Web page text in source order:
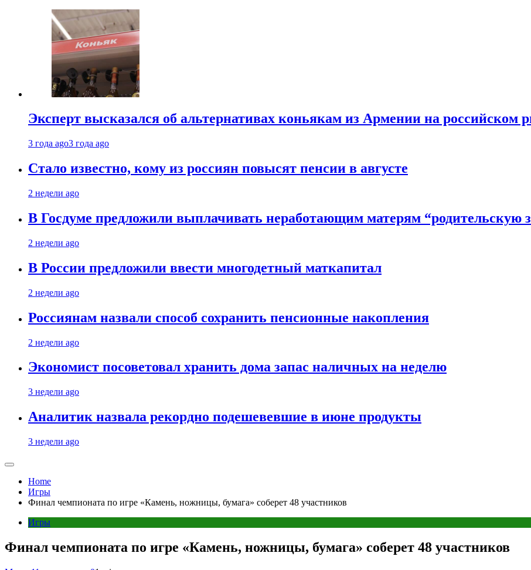
Эксперт высказался об альтернативах коньякам из Армении на российском
3 года ago3 года ago
Стало известно, кому из россиян повысят пенсии в августе
2 недели ago
В Госдуме предложили выплачивать неработающим матерям “родительскую
2 недели ago
В России предложили ввести многодетный маткапитал
2 недели ago
Россиянам назвали способ сохранить пенсионные накопления
2 недели ago
Экономист посоветовал хранить дома запас наличных на неделю
3 недели ago
Аналитик назвала рекордно подешевевшие в июне продукты
3 недели ago
Home
Игры
Финал чемпионата по игре «Камень, ножницы, бумага» соберет 48 участников
Игры
Финал чемпионата по игре «Камень, ножницы, бумага» соберет 48 участников